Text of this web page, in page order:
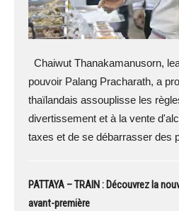
Chaiwut Thanakamanusorn,
pouvoir Palang Pracharath, a
thaïlandais assouplisse les
divertissement et à la vente
taxes et de se débarrasser des
PATTAYA – TRAIN : Découvrez la
avant-première